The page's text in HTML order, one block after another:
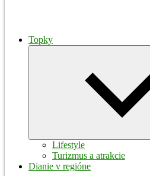
Topky
Lifestyle
Turizmus a atrakcie
Dianie v regióne